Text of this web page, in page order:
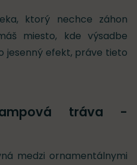
ktorý nechce záhon
miesto, kde výsadbe
jesenný efekt, práve tieto
tráva -
medzi ornamentálnymi